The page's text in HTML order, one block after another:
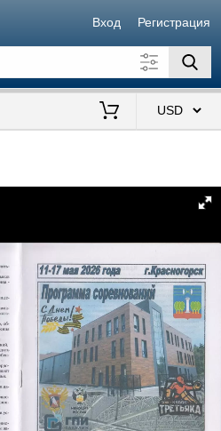
Вход Регистрация